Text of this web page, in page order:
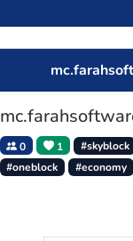
0 1 #skyblock
#oneblock
#economy